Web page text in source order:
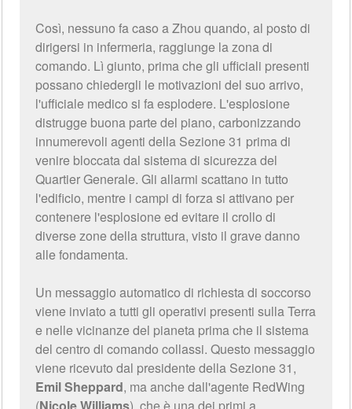
Così, nessuno fa caso a Zhou quando, al posto di
dirigersi in infermeria, raggiunge la zona di
comando. Lì giunto, prima che gli ufficiali presenti
possano chiedergli le motivazioni del suo arrivo,
l'ufficiale medico si fa esplodere. L'esplosione
distrugge buona parte del piano, carbonizzando
innumerevoli agenti della Sezione 31 prima di
venire bloccata dal sistema di sicurezza del
Quartier Generale. Gli allarmi scattano in tutto
l'edificio, mentre i campi di forza si attivano per
contenere l'esplosione ed evitare il crollo di
diverse zone della struttura, visto il grave danno
alle fondamenta.
Un messaggio automatico di richiesta di soccorso
viene inviato a tutti gli operativi presenti sulla Terra
e nelle vicinanze del pianeta prima che il sistema
del centro di comando collassi. Questo messaggio
viene ricevuto dal presidente della Sezione 31,
Emil Sheppard, ma anche dall'agente RedWing